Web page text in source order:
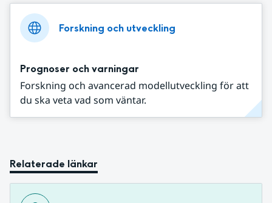
Forskning och utveckling
Prognoser och varningar
Forskning och avancerad modellutveckling för att
du ska veta vad som väntar.
Relaterade länkar